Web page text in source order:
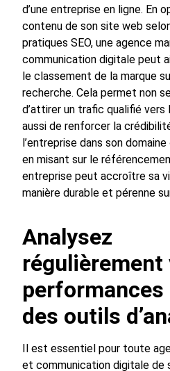
d’une entreprise en ligne. En
contenu de son site web
pratiques SEO, une agence
communication digitale peut
le classement de la marque
recherche. Cela permet non
d’attirer un trafic qualifié vers
aussi de renforcer la
l’entreprise dans son domaine
en misant sur le
entreprise peut accroître sa
manière durable et pérenne
Analysez
régulièrement
performances
des outils
Il est essentiel pour toute
et communication digitale de